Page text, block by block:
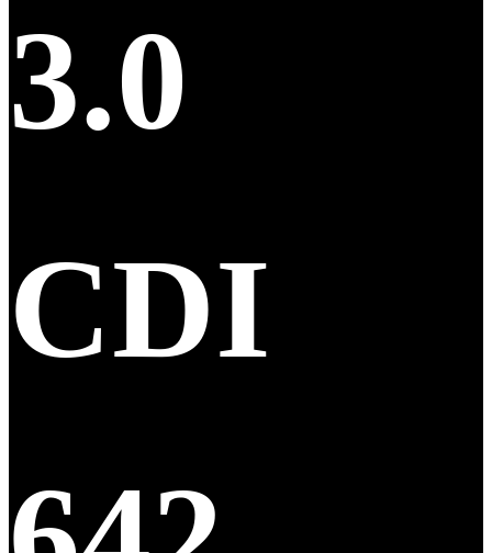
3.0
CDI